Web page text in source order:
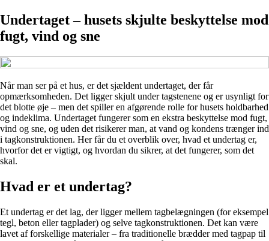
Undertaget – husets skjulte beskyttelse mod
fugt, vind og sne
Når man ser på et hus, er det sjældent undertaget, der får
opmærksomheden. Det ligger skjult under tagstenene og er usynligt for
det blotte øje – men det spiller en afgørende rolle for husets holdbarhed
og indeklima. Undertaget fungerer som en ekstra beskyttelse mod fugt,
vind og sne, og uden det risikerer man, at vand og kondens trænger ind
i tagkonstruktionen. Her får du et overblik over, hvad et undertag er,
hvorfor det er vigtigt, og hvordan du sikrer, at det fungerer, som det
skal.
Hvad er et undertag?
Et undertag er det lag, der ligger mellem tagbelægningen (for eksempel
tegl, beton eller tagplader) og selve tagkonstruktionen. Det kan være
lavet af forskellige materialer – fra traditionelle brædder med tagpap til